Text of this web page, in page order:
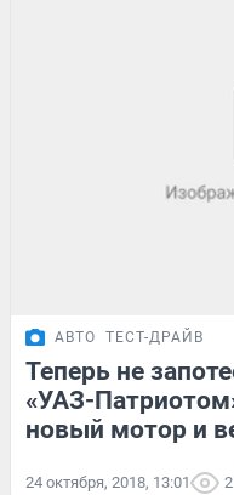
АВТО ТЕСТ-ДРАЙВ
Теперь не
«УАЗ-
новый мотор и
24 октября, 2018, 13:01